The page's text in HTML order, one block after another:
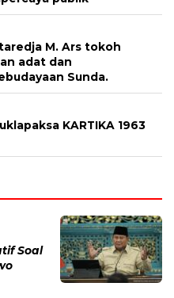
M. Ars tokoh
adat dan
Sunda.
KARTIKA 1963
Soal